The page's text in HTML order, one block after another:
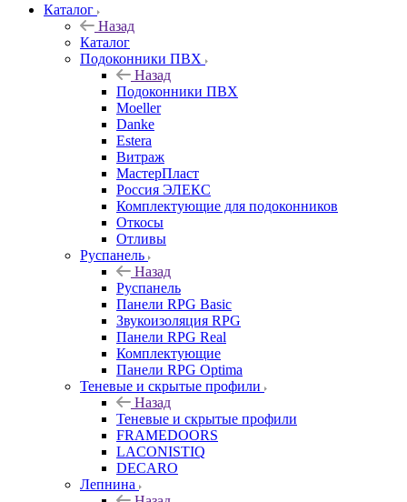
Каталог
Назад
Каталог
Подоконники ПВХ
Назад
Подоконники ПВХ
Moeller
Danke
Estera
Витраж
МастерПласт
Россия ЭЛЕКС
Комплектующие для подоконников
Откосы
Отливы
Руспанель
Назад
Руспанель
Панели RPG Basic
Звукоизоляция RPG
Панели RPG Real
Комплектующие
Панели RPG Optima
Теневые и скрытые профили
Назад
Теневые и скрытые профили
FRAMEDOORS
LACONISTIQ
DECARO
Лепнина